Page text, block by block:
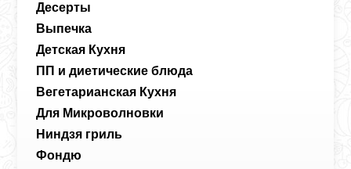
Десерты
Выпечка
Детская Кухня
ПП и диетические блюда
Вегетарианская Кухня
Для Микроволновки
Ниндзя гриль
Фондю